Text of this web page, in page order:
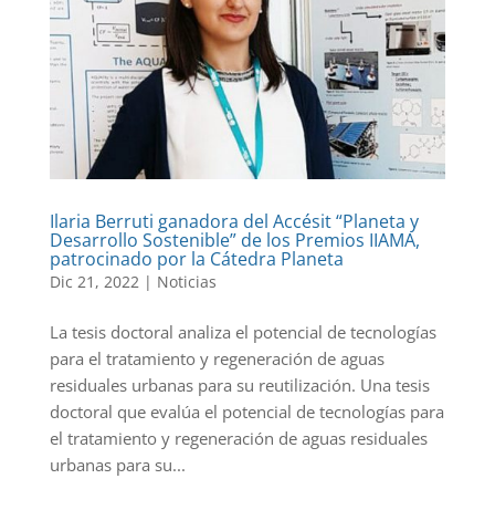
Ilaria Berruti ganadora del Accésit “Planeta y
Desarrollo Sostenible” de los Premios IIAMA,
patrocinado por la Cátedra Planeta
Dic 21, 2022| Noticias
La tesis doctoral analiza el potencial de tecnologías
para el tratamiento y regeneración de aguas
residuales urbanas para su reutilización. Una tesis
doctoral que evalúa el potencial de tecnologías para
el tratamiento y regeneración de aguas residuales
urbanas para su...